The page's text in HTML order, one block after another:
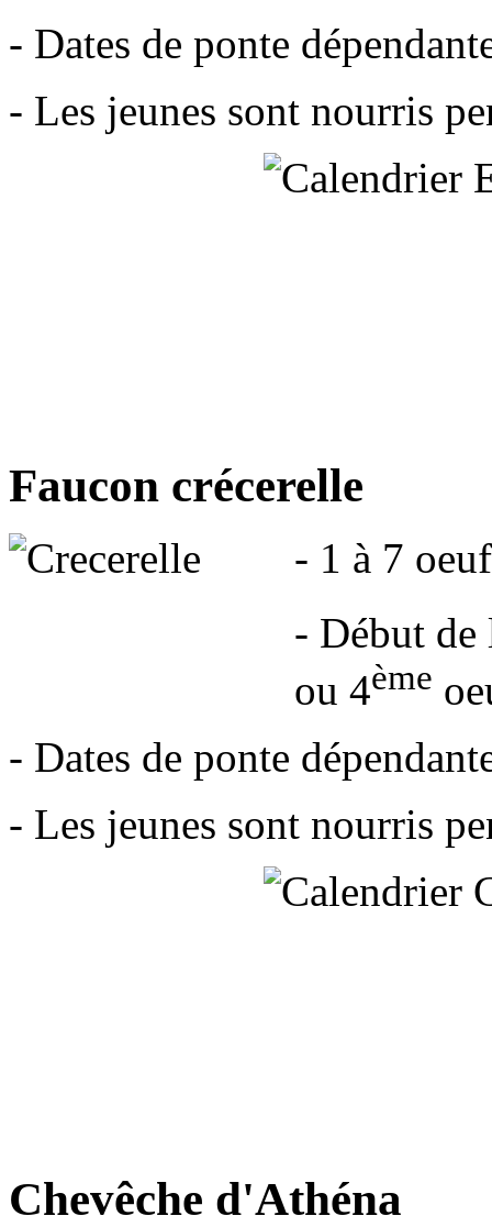
- Dates de ponte
- Les jeunes sont nourris
Faucon crécerelle
- 1 à 7
- Début
ou 4ème
- Dates de ponte
- Les jeunes sont nourris
Chevêche d'Athéna